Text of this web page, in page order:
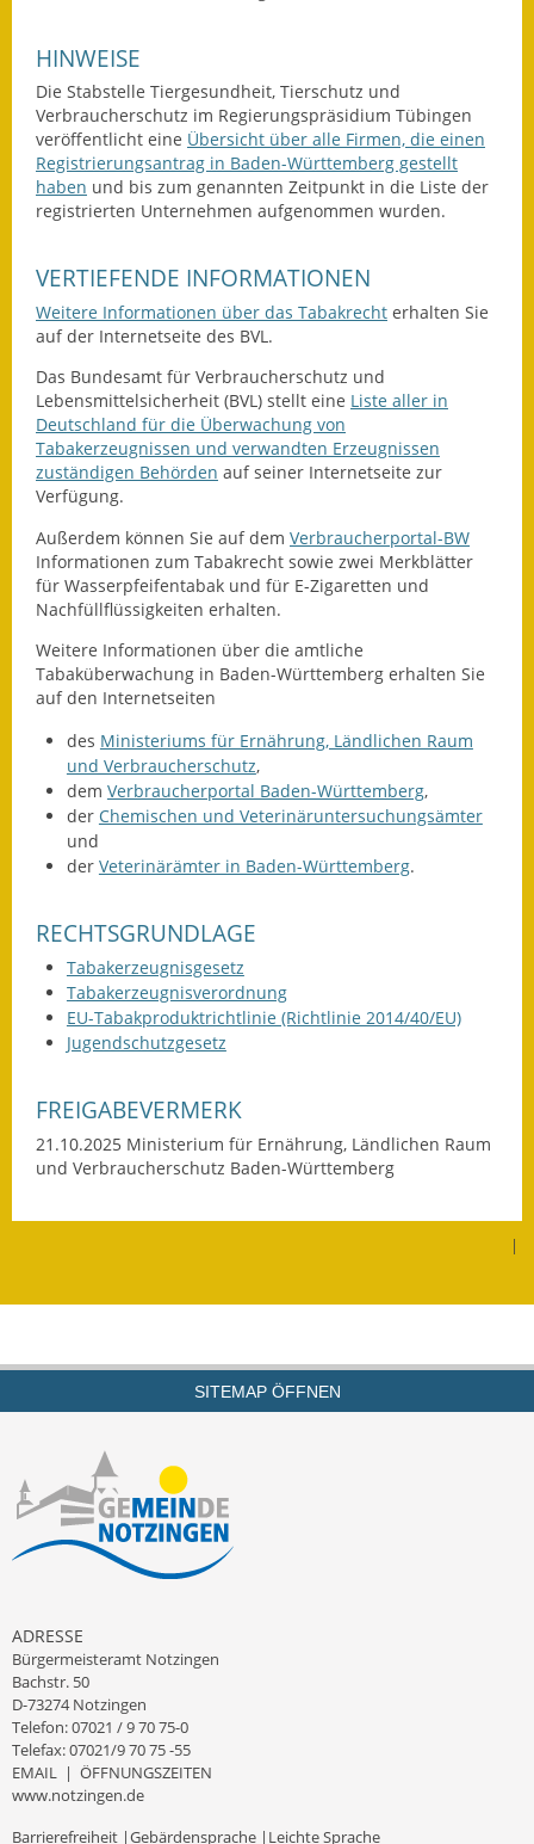
Bodenrichtwerte
Flächennutzungsplan
Gerätehütten
Landessanierungsprogramm
Rückstausicherung von
Gebäuden
Gemeindehalle und
Bürgerhaus
Kernzeitbetreuung
Bevölkerungsschutz
Kinderbetreuung
Nahverkehr
Klimaschutzagentur
Freizeit- & Sportstätten
Veranstaltungen
Vereine
HINWEISE
Die Stabstelle Tiergesundheit, Tierschutz und
Verbraucherschutz im Regierungspräsidium Tübingen
veröffentlicht eine Übersicht über alle Firmen, die einen
Registrierungsantrag in Baden-Württemberg gestellt
haben und bis zum genannten Zeitpunkt in die Liste der
registrierten Unternehmen aufgenommen wurden.
VERTIEFENDE INFORMATIONEN
Weitere Informationen über das Tabakrecht erhalten Sie
auf der Internetseite des BVL.
Das Bundesamt für Verbraucherschutz und
Lebensmittelsicherheit (BVL) stellt eine Liste aller in
Deutschland für die Überwachung von
Tabakerzeugnissen und verwandten Erzeugnissen
zuständigen Behörden auf seiner Internetseite zur
Verfügung.
Außerdem können Sie auf dem Verbraucherportal-BW
Informationen zum Tabakrecht sowie zwei Merkblätter
für Wasserpfeifentabak und für E-Zigaretten und
Nachfüllflüssigkeiten erhalten.
Weitere Informationen über die amtliche
Tabaküberwachung in Baden-Württemberg erhalten Sie
auf den Internetseiten
des Ministeriums für Ernährung, Ländlichen Raum
und Verbraucherschutz,
dem Verbraucherportal Baden-Württemberg,
der Chemischen und Veterinäruntersuchungsämter
und
der Veterinärämter in Baden-Württemberg.
RECHTSGRUNDLAGE
Tabakerzeugnisgesetz
Tabakerzeugnisverordnung
EU-Tabakproduktrichtlinie (Richtlinie 2014/40/EU)
Jugendschutzgesetz
FREIGABEVERMERK
21.10.2025 Ministerium für Ernährung, Ländlichen Raum
und Verbraucherschutz Baden-Württemberg
|
SITEMAP ÖFFNEN
ADRESSE
Bürgermeisteramt Notzingen
Bachstr. 50
D-73274 Notzingen
Telefon: 07021 / 9 70 75-0
Telefax: 07021/9 70 75 -55
EMAIL | ÖFFNUNGSZEITEN
www.notzingen.de
Barrierefreiheit |Gebärdensprache | Leichte Sprache